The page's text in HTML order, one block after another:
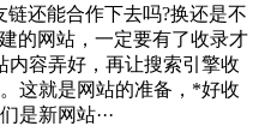
还能合作下去吗?换还是不
的网站，一定要有了收录才
内容弄好，再让搜索引擎收
这就是网站的准备，*好收
是新网站···